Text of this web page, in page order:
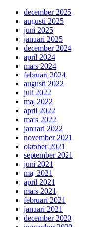
december 2025
augusti 2025
juni 2025
januari 2025
december 2024
april 2024
mars 2024
februari 2024
augusti 2022
juli 2022
maj 2022
april 2022
mars 2022
januari 2022
november 2021
oktober 2021
september 2021
juni 2021
maj 2021
april 2021
mars 2021
februari 2021
januari 2021
december 2020